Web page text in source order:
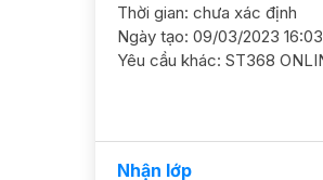
Thời gian: chưa xác định
Ngày tạo: 09/03/2023 16:03
Nhận lớp